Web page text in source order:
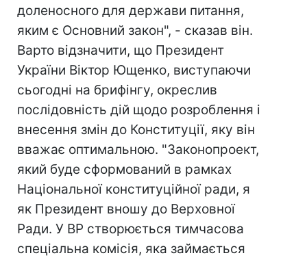
доленосного для держави питання,
яким є Основний закон", - сказав він.
Варто відзначити, що Президент
України Віктор Ющенко, виступаючи
сьогодні на брифінгу, окреслив
послідовність дій щодо розроблення і
внесення змін до Конституції, яку він
вважає оптимальною. "Законопроект,
який буде сформований в рамках
Національної конституційної ради, я
як Президент вношу до Верховної
Ради. У ВР створюється тимчасова
спеціальна комісія, яка займається